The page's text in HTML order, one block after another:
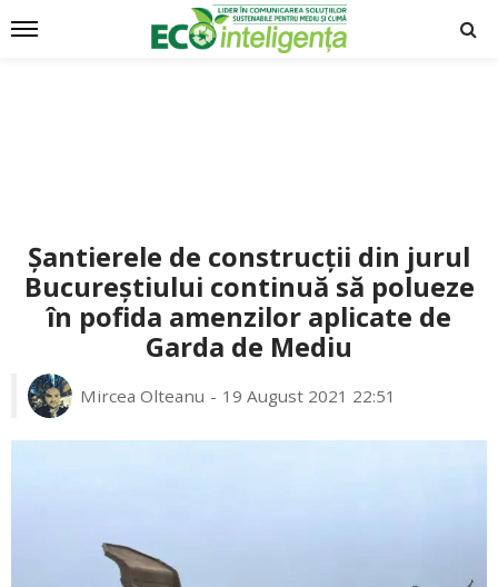
Șantierele de construcții din jurul
Bucureștiului continuă să polueze
în pofida amenzilor aplicate de
Garda de Mediu
Mircea Olteanu 19 August 2021 22:51